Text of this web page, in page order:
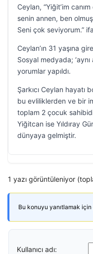
Ceylan, “Yiğit’im
senin annen, ben
Seni çok seviyorum.”
Ceylan’ın 31 yaşına
Sosyal medyada; ‘aynı
yorumlar yapıldı.
Şarkıcı Ceylan hayatı
bu evliliklerden ve bir
toplam 2 çocuk
Yiğitcan ise Yıldıray
dünyaya gelmiştir.
1 yazı görüntüleniyor
Bu konuyu yanıtlamak için
Kullanıcı adı: